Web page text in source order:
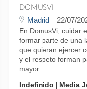
DOMUSVI
Madrid 22/07/
En DomusVi, cuidar
formar parte de una
que quieran ejercer
y el respeto forman
mayor ...
Indefinido
Media